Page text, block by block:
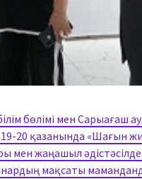
бөлімі мен
20 қазанында «Шағын
мен жаңашыл
мақсаты